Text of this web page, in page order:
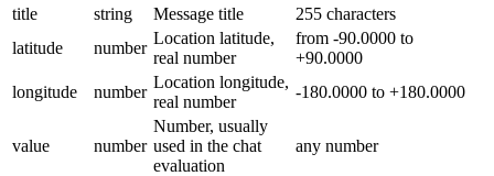
title
string Message title
255 characters
latitude
number
Location latitude,
real number
from -90.0000 to
+90.0000
longitude
number
Location longitude,
real number
-180.0000 to +180.0000
value number
Number, usually
used in the chat
evaluation
any number